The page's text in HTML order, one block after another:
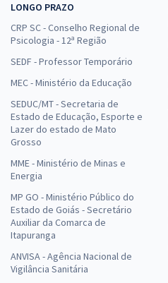
LONGO PRAZO
CRP SC - Conselho Regional de
Psicologia - 12ª Região
SEDF - Professor Temporário
MEC - Ministério da Educação
SEDUC/MT - Secretaria de
Estado de Educação, Esporte e
Lazer do estado de Mato
Grosso
MME - Ministério de Minas e
Energia
MP GO - Ministério Público do
Estado de Goiás - Secretário
Auxiliar da Comarca de
Itapuranga
ANVISA - Agência Nacional de
Vigilância Sanitária